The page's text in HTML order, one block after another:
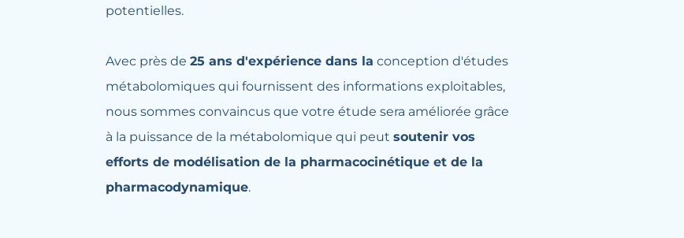
potentielles.
Avec près de25 ans d'expérience dans la conception d'études
métabolomiques qui fournissent des informations exploitables,
nous sommes convaincus que votre étude sera améliorée grâce
à la puissance de la métabolomique qui peutsoutenir vos
efforts de modélisation de la pharmacocinétique et de la
pharmacodynamique.